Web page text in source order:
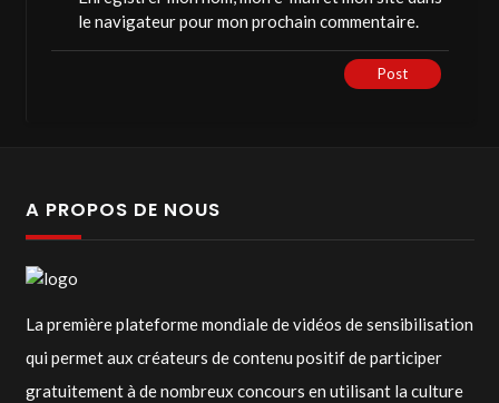
le navigateur pour mon prochain commentaire.
Post
A PROPOS DE NOUS
La première plateforme mondiale de vidéos de sensibilisation
qui permet aux créateurs de contenu positif de participer
gratuitement à de nombreux concours en utilisant la culture